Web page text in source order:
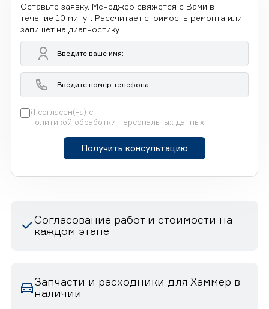
Оставьте заявку. Менеджер свяжется с Вами в
течение 10 минут. Рассчитает стоимость ремонта или
запишет на диагностику
Я согласен(на) с
политикой обработки персональных данных
Получить консультацию
Согласование работ и стоимости на
каждом этапе
Запчасти и расходники для Хаммер в
наличии